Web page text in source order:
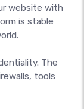
website with
is stable
The
tools